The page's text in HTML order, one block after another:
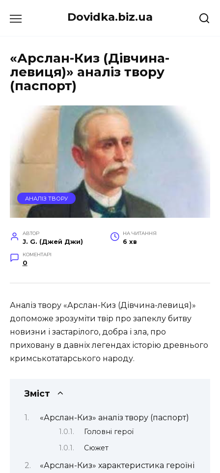
до
Dovidka.biz.ua
«Арслан-Киз (Дівчина-
левиця)» аналіз твору
(паспорт)
АНАЛІЗ ТВОРУ
АВТОР
J. G. (Джей Джи)
НА ЧИТАННЯ
6 хв
КОМЕНТАРІ
0
Аналіз твору «Арслан-Киз (Дівчина-левиця)»
допоможе зрозуміти твір про запеклу битву
новизни і застарілого, добра і зла, про
приховану в давніх легендах історію древнього
кримськотатарського народу.
Зміст
«Арслан-Киз» аналіз твору (паспорт)
Головні герої
Сюжет
«Арслан-Киз» характеристика героїні